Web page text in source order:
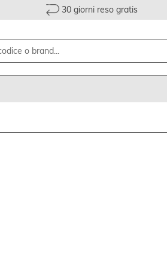
30 giorni reso gratis